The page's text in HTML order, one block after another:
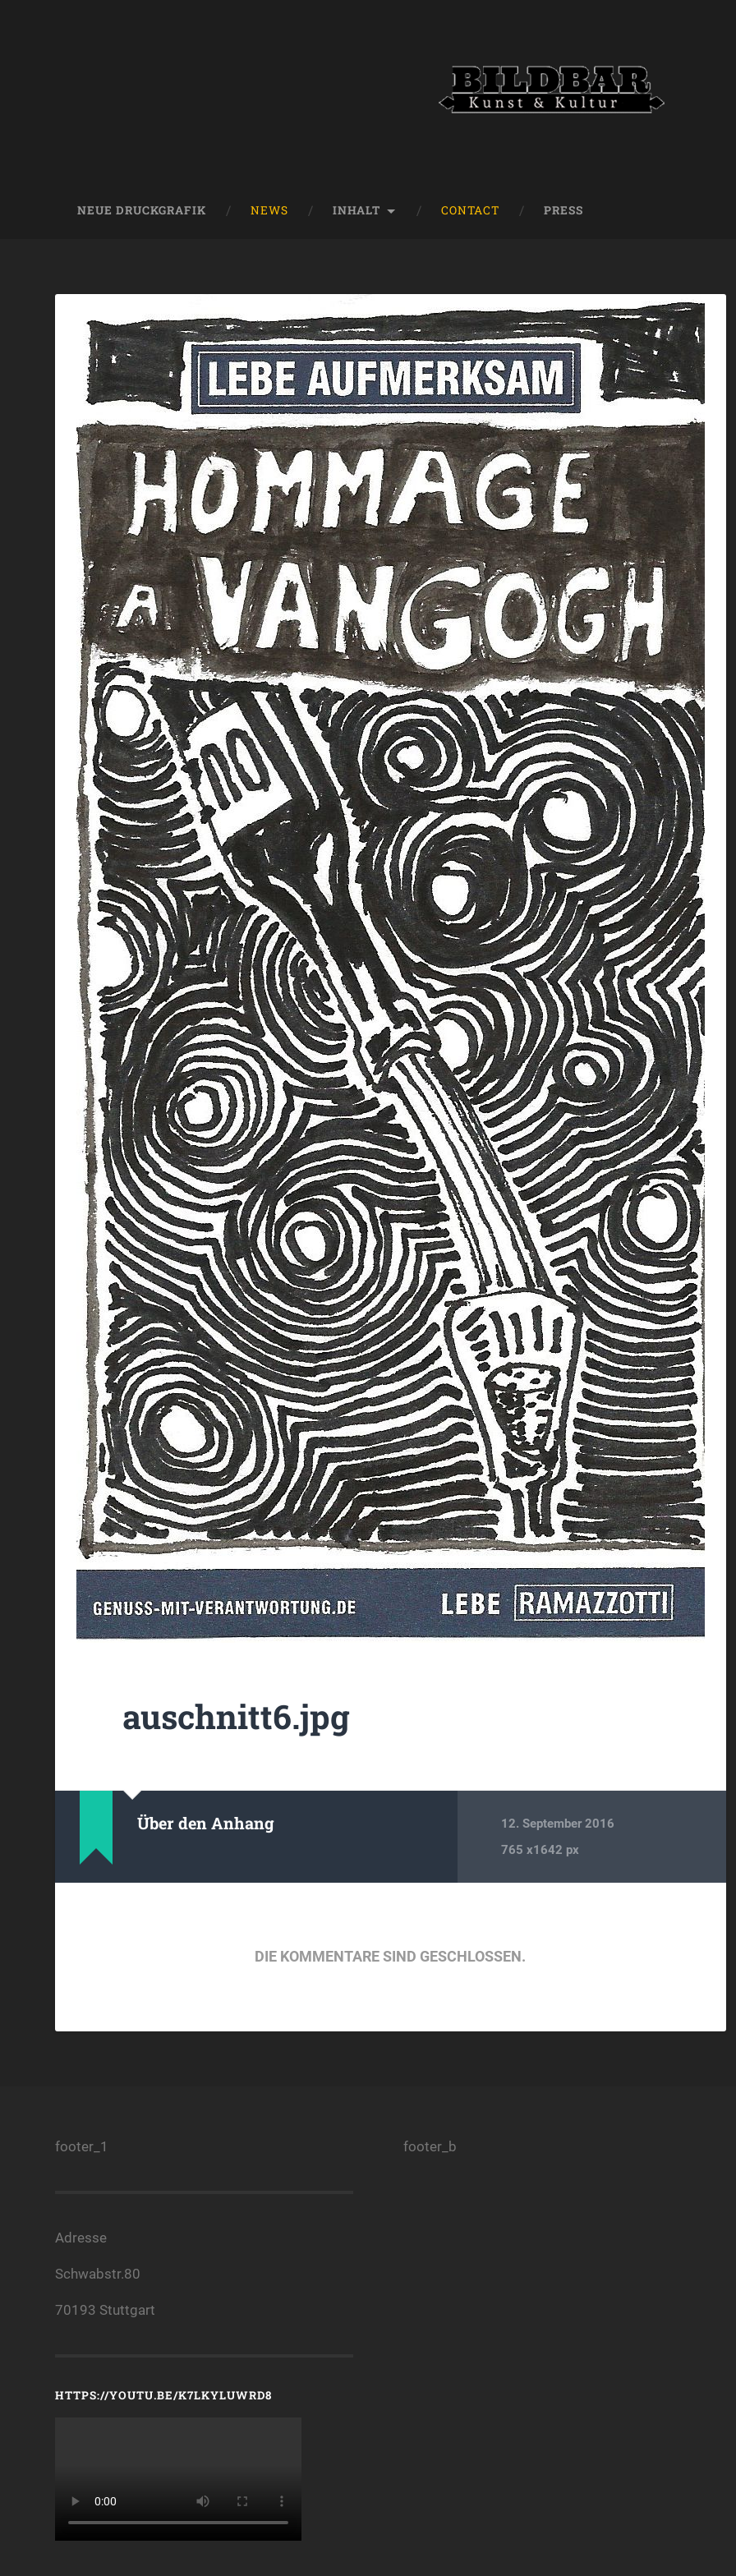
NEUE DRUCKGRAFIK NEWS INHALT CONTACT PRESS
auschnitt6.jpg
Über den Anhang
12. September 2016
765x1642 px
DIE KOMMENTARE SIND GESCHLOSSEN.
footer_1
Adresse
Schwabstr.80
70193 Stuttgart
HTTPS://YOUTU.BE/K7LKYLUWRD8
footer_b